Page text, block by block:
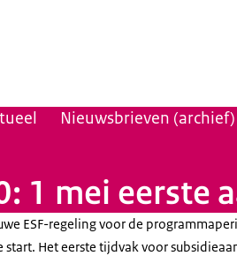
Nieuwsbrieven (archief)
1 mei eerste
ESF-regeling voor de
start. Het eerste tijdvak voor